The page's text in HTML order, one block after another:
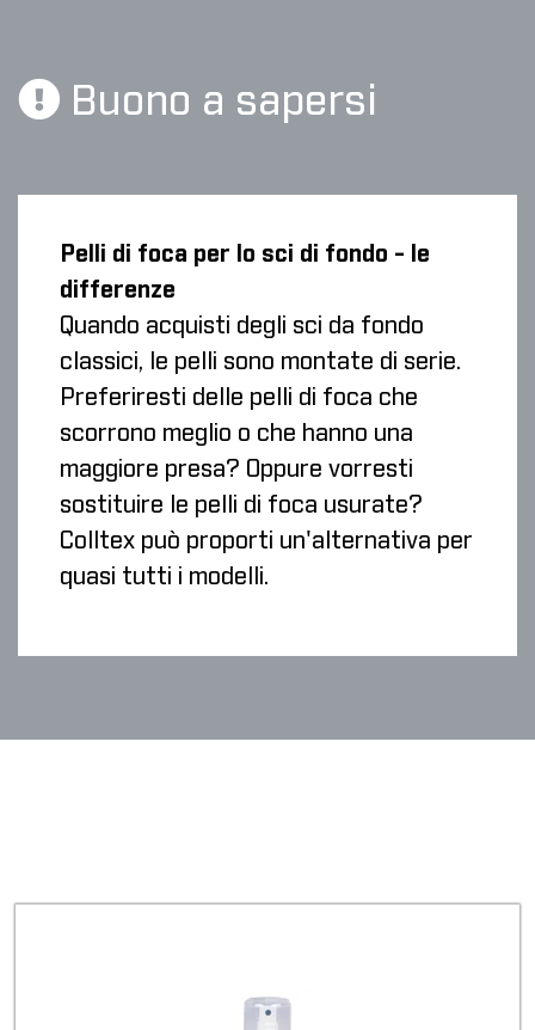
Buono a sapersi
Pelli di foca per lo sci di fondo - le
differenze
Quando acquisti degli sci da fondo
classici, le pelli sono montate di serie.
Preferiresti delle pelli di foca che
scorrono meglio o che hanno una
maggiore presa? Oppure vorresti
sostituire le pelli di foca usurate?
Colltex può proporti un'alternativa per
quasi tutti i modelli.